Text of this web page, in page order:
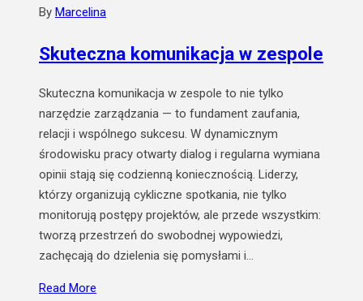
By Marcelina
Skuteczna komunikacja w zespole
Skuteczna komunikacja w zespole to nie tylko
narzędzie zarządzania — to fundament zaufania,
relacji i wspólnego sukcesu. W dynamicznym
środowisku pracy otwarty dialog i regularna wymiana
opinii stają się codzienną koniecznością. Liderzy,
którzy organizują cykliczne spotkania, nie tylko
monitorują postępy projektów, ale przede wszystkim:
tworzą przestrzeń do swobodnej wypowiedzi,
zachęcają do dzielenia się pomysłami i…
Read More